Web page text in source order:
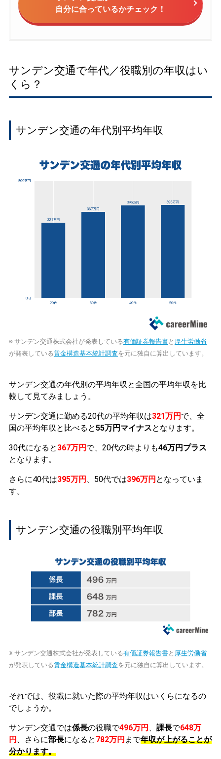
自分に合っているかチェック！
サンデン交通で年代／役職別の年収はい
くら？
サンデン交通の年代別平均年収
※ サンデン交通株式会社が発表している有価証券報告書と 厚生労働省
が発表している賃金構造基本統計調査を元に独自に算出しています。
サンデン交通の年代別の平均年収と全国の平均年収を比
較して見てみましょう。
サンデン交通に勤める20代の平均年収は321万円 で、全
国の平均年収と比べると55万円マイナスとなります。
30代になると 367万円 で、20代の時よりも46万円プラス
となります。
さらに40代は395万円 、50代では396万円 となっていま
す。
サンデン交通の役職別平均年収
※ サンデン交通株式会社が発表している有価証券報告書と 厚生労働省
が発表している賃金構造基本統計調査を元に独自に算出しています。
それでは、役職に就いた際の平均年収はいくらになるの
でしょうか。
サンデン交通では係長の役職で496万円 課長で648万
円
、さらに部長になると 782万円 まで年収が上がることが
分かります。